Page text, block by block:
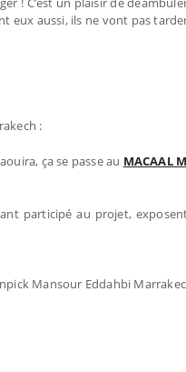
eux aussi, ils ne vont pas
:
ça se passe au MACAAL
participé au projet,
Mansour Eddahbi